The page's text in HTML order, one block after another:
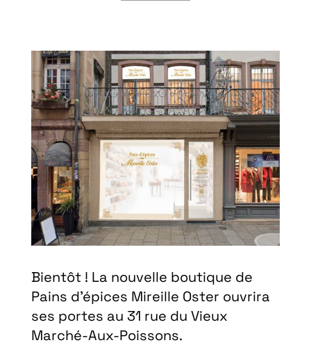
Bientôt ! La nouvelle boutique de
Pains d’épices Mireille Oster ouvrira
ses portes au 31 rue du Vieux
Marché-Aux-Poissons.